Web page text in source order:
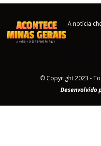
A notícia
© Copyright 2023 -
Desenvolvido